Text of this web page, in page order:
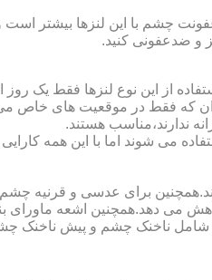
چشم با این لنزها بیشتر است و
و ضدعفونی کنید.
از این نوع لنزها فقط یک روز
فقط در موقعیت های خاص می
ندارند،مناسب هستند.
می شوند اما با این همه
می دهد.همچنین اشعه ماورای
شامل ناخنک چشم و پیش ناخنک